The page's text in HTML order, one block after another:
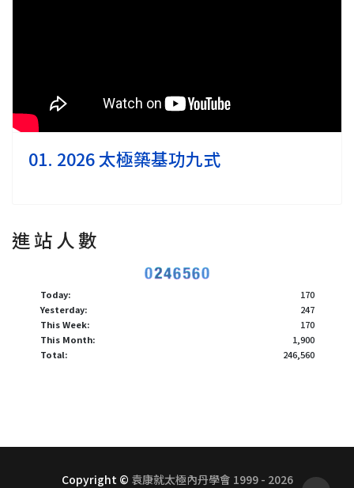
01. 2026 太極築基功九式
進 站 人 數
Today:
170
Yesterday:
247
This Week:
170
This Month:
1,900
Total:
246,560
Copyright © 袁康就太極內丹學會 1999 - 2026